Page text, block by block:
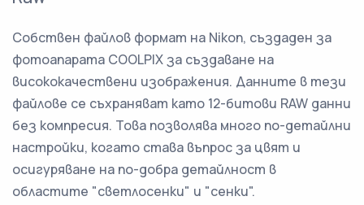
Собствен файлов формат на Nikon, създаден за
фотоапарата COOLPIX за създаване на
висококачествени изображения. Данните в тези
файлове се съхраняват като 12-битови RAW данни
без компресия. Това позволява много по-детайлни
настройки, когато става въпрос за цвят и
осигуряване на по-добра детайлност в
областите "светлосенки" и "сенки".